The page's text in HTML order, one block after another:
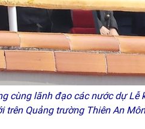
cùng lãnh đạo các nước dự Lễ
trên Quảng trường Thiên An